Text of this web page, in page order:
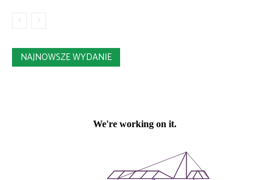
NAJNOWSZE WYDANIE